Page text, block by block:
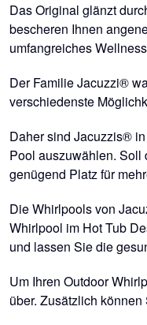
Das Original glänzt
bescheren Ihnen
umfangreiches
Der Familie Jacuzzi®
verschiedenste
Daher sind Jacuzzis®
Pool auszuwählen. Soll
genügend Platz für
Die Whirlpools von
Whirlpool im Hot Tub
und lassen Sie die
Um Ihren Outdoor
über. Zusätzlich